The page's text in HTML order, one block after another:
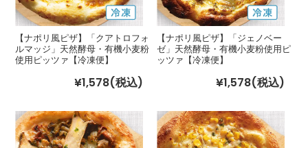
【ナポリ風ピザ】「クアトロフォ
ルマッジ」天然酵母・有機小麦粉
使用ピッツァ【冷凍便】
¥1,578(税込)
【ナポリ風ピザ】「ジェノベー
ゼ」天然酵母・有機小麦粉使用ピ
ッツァ【冷凍便】
¥1,578(税込)